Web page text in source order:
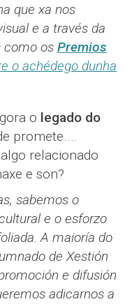
que xa nos
e a través da
como os Premios
o achédego dunha
o legado do
promete....
relacionado
e son?
sabemos o
e o esforzo
A maioría do
de Xestión
e difusión
adicarnos a